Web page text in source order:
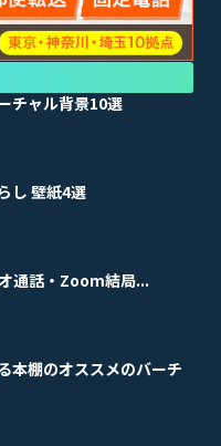
チャル背景10選
し 壁紙4選
通話・Zoom結局...
本棚のオススメのバーチ